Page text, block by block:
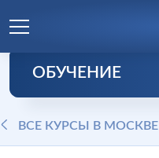
ОБУЧЕНИЕ
ВСЕ КУРСЫ В МОСКВЕ